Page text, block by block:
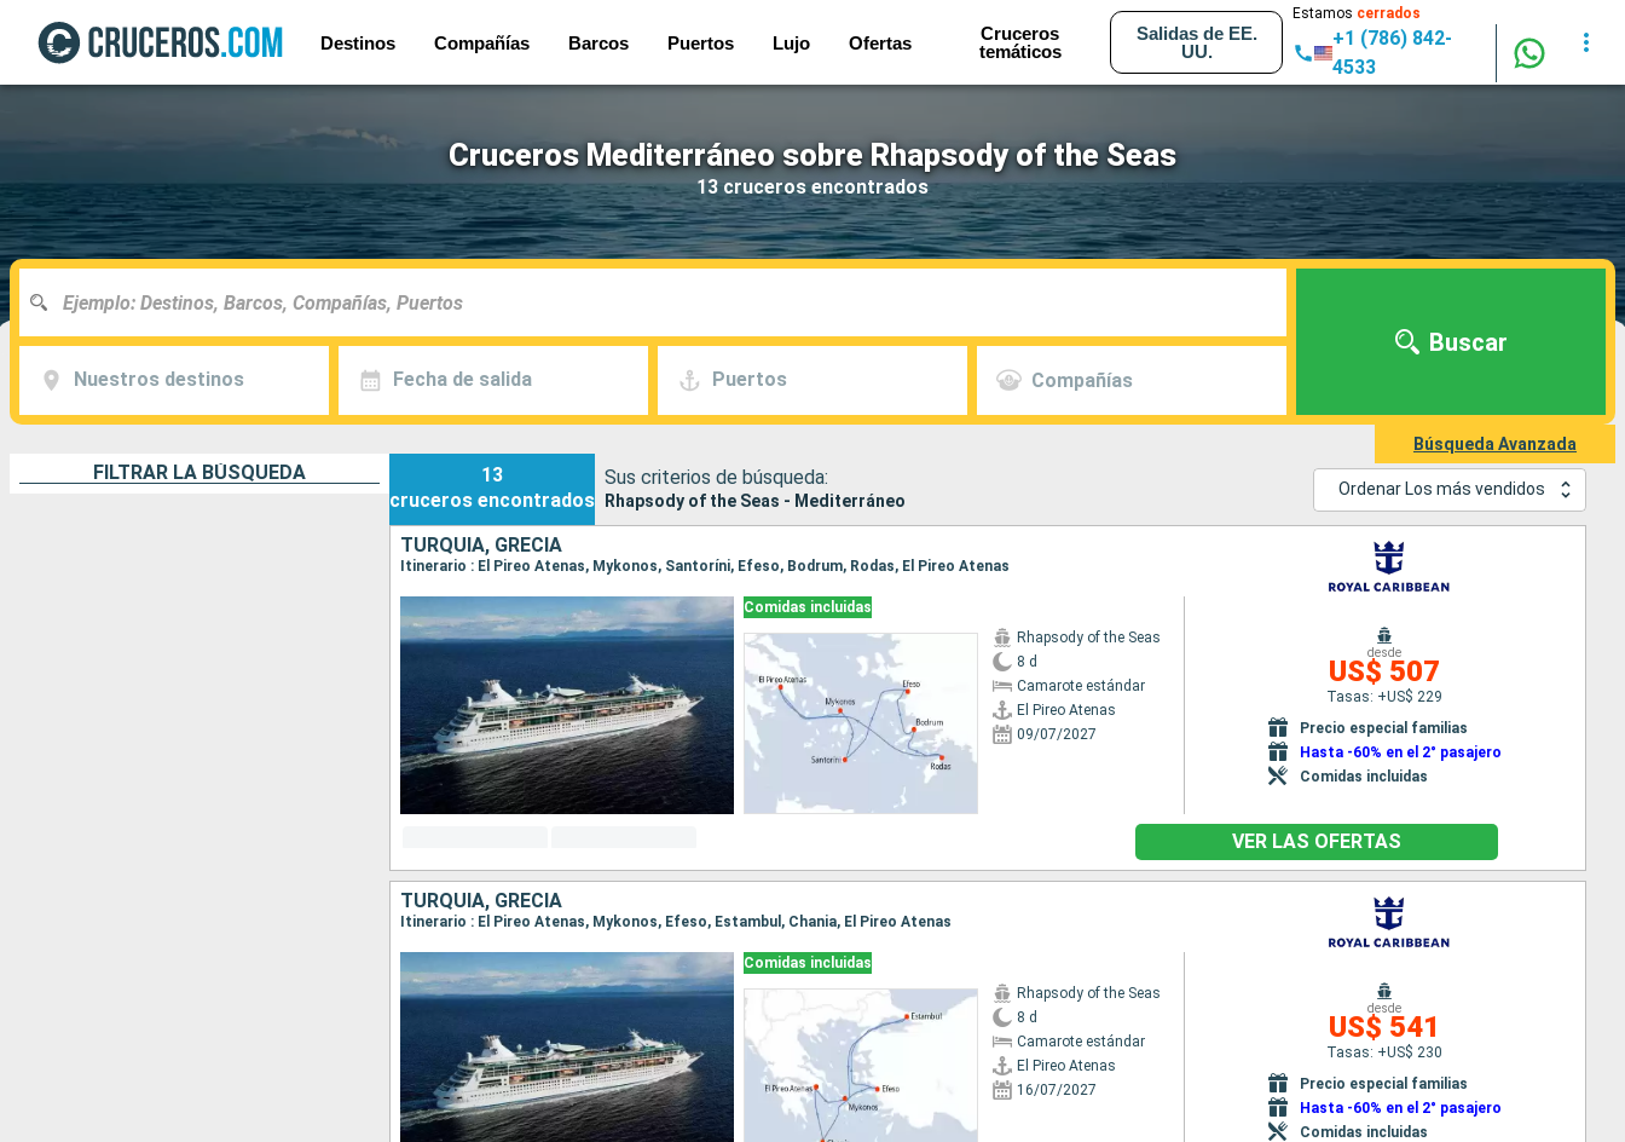
Destinos Compañías Barcos Puertos Lujo Ofertas
Cruceros
temáticos
Salidas de EE.
UU.
Estamos cerrados
+1 (786) 842-
4533
Cruceros Mediterráneo sobre Rhapsody of the Seas
13 cruceros encontrados
Nuestros destinos Fecha de salida Puertos Compañías
Buscar
Búsqueda Avanzada
FILTRAR LA BÚSQUEDA
13
cruceros encontrados
Sus criterios de búsqueda:
Rhapsody of the Seas - Mediterráneo
Ordenar Los más vendidos
TURQUÍA, GRECIA
Itinerario : El Pireo Atenas, Mykonos, Santoríni, Efeso, Bodrum, Rodas, El Pireo Atenas
Comidas incluidas
Rhapsody of the Seas
8 d
Camarote estándar
El Pireo Atenas
09/07/2027
desde
US$ 507
Tasas: +US$ 229
Precio especial familias
Hasta -60% en el 2° pasajero
Comidas incluidas
VER LAS OFERTAS
TURQUÍA, GRECIA
Itinerario : El Pireo Atenas, Mykonos, Efeso, Estambul, Chania, El Pireo Atenas
Comidas incluidas
Rhapsody of the Seas
8 d
Camarote estándar
El Pireo Atenas
16/07/2027
desde
US$ 541
Tasas: +US$ 230
Precio especial familias
Hasta -60% en el 2° pasajero
Comidas incluidas